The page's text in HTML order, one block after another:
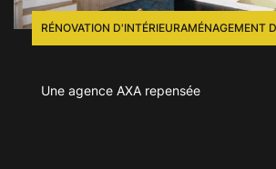
RÉNOVATION D'INTÉRIEURAMÉNAGEMENT
Une agence AXA repensée